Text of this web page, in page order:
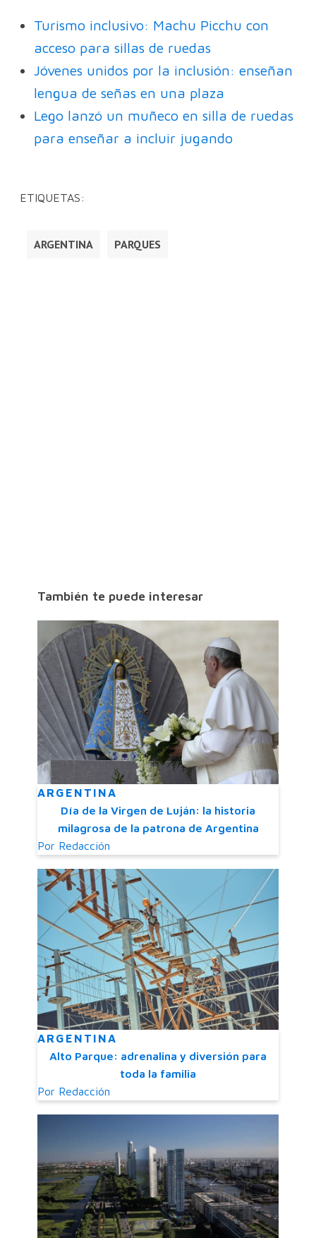
Turismo inclusivo: Machu Picchu con
acceso para sillas de ruedas
Jóvenes unidos por la inclusión: enseñan
lengua de señas en una plaza
Lego lanzó un muñeco en silla de ruedas
para enseñar a incluir jugando
ETIQUETAS:
ARGENTINA PARQUES
También te puede interesar
ARGENTINA
Día de la Virgen de Luján: la historia
milagrosa de la patrona de Argentina
Por Redacción
ARGENTINA
Alto Parque: adrenalina y diversión para
toda la familia
Por Redacción